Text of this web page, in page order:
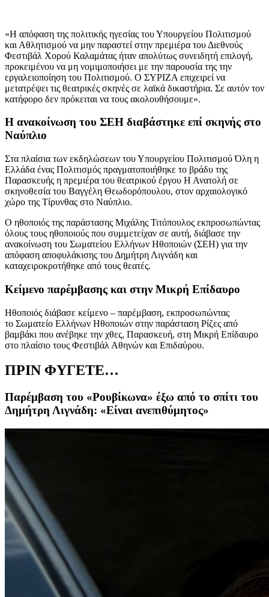
«Η απόφαση της πολιτικής ηγεσίας του Υπουργείου Πολιτισμού
και Αθλητισμού να μην παραστεί στην πρεμιέρα του Διεθνούς
Φεστιβάλ Χορού Καλαμάτας ήταν απολύτως συνειδητή επιλογή,
προκειμένου να μη νομιμοποιήσει με την παρουσία της την
εργαλειοποίηση του Πολιτισμού. Ο ΣΥΡΙΖΑ επιχειρεί να
μετατρέψει τις θεατρικές σκηνές σε λαϊκά δικαστήρια. Σε αυτόν τον
κατήφορο δεν πρόκειται να τους ακολουθήσουμε».
Η ανακοίνωση του ΣΕΗ διαβάστηκε επί σκηνής στο
Ναύπλιο
Στα πλαίσια των εκδηλώσεων του Υπουργείου Πολιτισμού Όλη η
Ελλάδα ένας Πολιτισμός πραγματοποιήθηκε το βράδυ της
Παρασκευής η πρεμιέρα του θεατρικού έργου Η Ανατολή σε
σκηνοθεσία του Βαγγέλη Θεωδορόπουλου, στον αρχαιολογικό
χώρο της Τίρυνθας στο Ναύπλιο.
Ο ηθοποιός της παράστασης Μιχάλης Τιτόπουλος εκπροσωπώντας
όλους τους ηθοποιούς που συμμετείχαν σε αυτή, διάβασε την
ανακοίνωση του Σωματείου Ελλήνων Ηθοποιών (ΣΕΗ) για την
απόφαση αποφυλάκισης του Δημήτρη Λιγνάδη και
καταχειροκροτήθηκε από τους θεατές.
Κείμενο παρέμβασης και στην Μικρή Επίδαυρο
Ηθοποιός διάβασε κείμενο – παρέμβαση, εκπροσωπώντας
το Σωματείο Ελλήνων Ηθοποιών στην παράσταση Ρίζες από
βαμβάκι που ανέβηκε την χθες, Παρασκευή, στη Μικρή Επίδαυρο
στο πλαίσιο τους Φεστιβάλ Αθηνών και Επιδαύρου.
ΠΡΙΝ ΦΥΓΕΤΕ…
Παρέμβαση του «Ρουβίκωνα» έξω από το σπίτι του
Δημήτρη Λιγνάδη: «Είναι ανεπιθύμητος»